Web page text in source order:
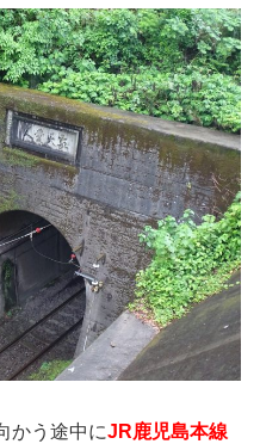
かう途中にJR鹿児島本線